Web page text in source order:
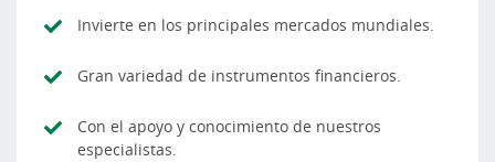
Invierte en los principales mercados mundiales.
Gran variedad de instrumentos financieros.
Con el apoyo y conocimiento de nuestros
especialistas.